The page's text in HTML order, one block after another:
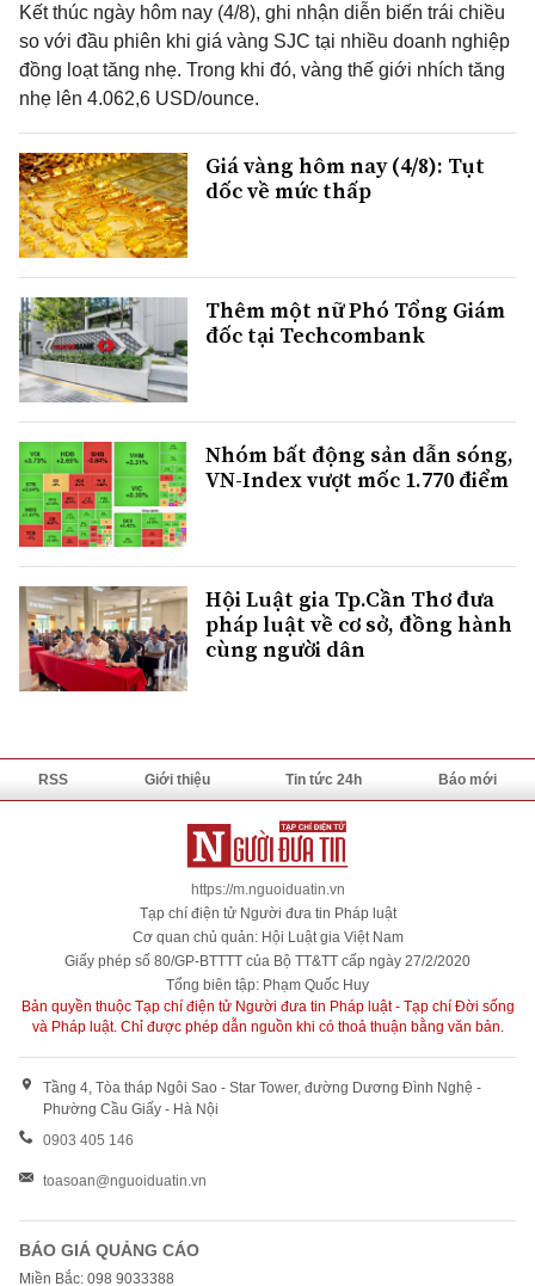
Kết thúc ngày hôm nay (4/8), ghi nhận diễn biến trái chiều
so với đầu phiên khi giá vàng SJC tại nhiều doanh nghiệp
đồng loạt tăng nhẹ. Trong khi đó, vàng thế giới nhích tăng
nhẹ lên 4.062,6 USD/ounce.
Giá vàng hôm nay (4/8): Tụt
dốc về mức thấp
Thêm một nữ Phó Tổng Giám
đốc tại Techcombank
Nhóm bất động sản dẫn sóng,
VN-Index vượt mốc 1.770 điểm
Hội Luật gia Tp.Cần Thơ đưa
pháp luật về cơ sở, đồng hành
cùng người dân
RSS Giới thiệu Tin tức 24h Báo mới
https://m.nguoiduatin.vn
Tạp chí điện tử Người đưa tin Pháp luật
Cơ quan chủ quản: Hội Luật gia Việt Nam
Giấy phép số 80/GP-BTTTT của Bộ TT&TT cấp ngày 27/2/2020
Tổng biên tập: Phạm Quốc Huy
Bản quyền thuộc Tạp chí điện tử Người đưa tin Pháp luật - Tạp chí Đời sống
và Pháp luật. Chỉ được phép dẫn nguồn khi có thoả thuận bằng văn bản.
Tầng 4, Tòa tháp Ngôi Sao - Star Tower, đường Dương Đình Nghệ -
Phường Cầu Giấy - Hà Nội
0903 405 146
toasoan@nguoiduatin.vn
BÁO GIÁ QUẢNG CÁO
Miền Bắc: 098 9033388